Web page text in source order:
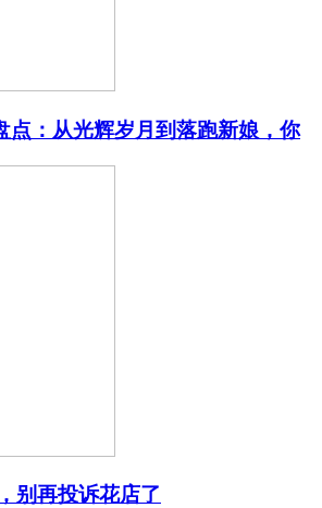
点：从光辉岁月到落跑新娘，你
别再投诉花店了